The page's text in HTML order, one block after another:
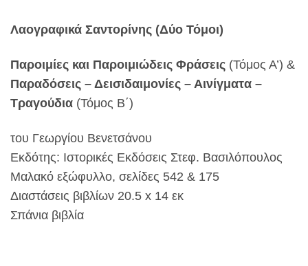
Λαογραφικά Σαντορίνης (Δύο Τόμοι)
Παροιμίες και Παροιμιώδεις Φράσεις (Τόμος Α’) &
Παραδόσεις – Δεισιδαιμονίες – Αινίγματα –
Τραγούδια (Τόμος Β΄)
του Γεωργίου Βενετσάνου
Εκδότης: Ιστορικές Εκδόσεις Στεφ. Βασιλόπουλος
Μαλακό εξώφυλλο, σελίδες 542 & 175
Διαστάσεις βιβλίων 20.5 x 14 εκ
Σπάνια βιβλία